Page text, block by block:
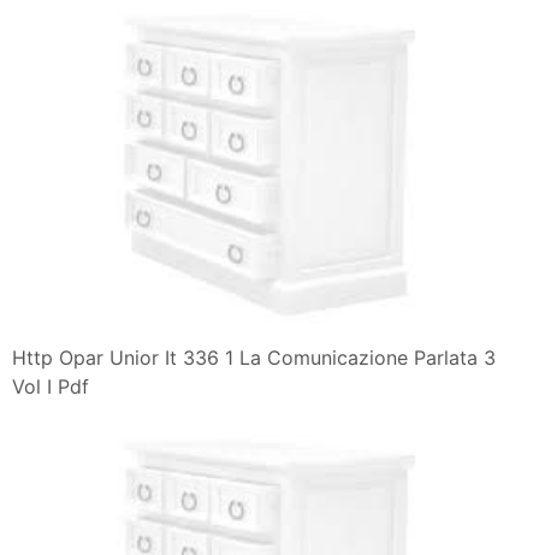
Http Opar Unior It 336 1 La Comunicazione Parlata 3
Vol I Pdf